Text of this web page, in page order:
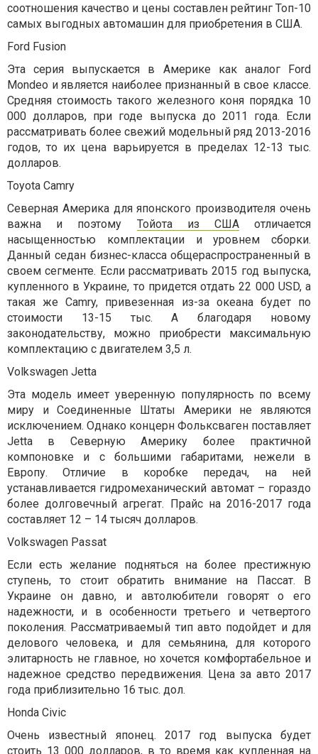
соотношения качество и цены составлен рейтинг Топ-10
самых выгодных автомашин для приобретения в США.
Ford Fusion
Эта серия выпускается в Америке как аналог Ford
Mondeo и является наиболее признанный в свое классе.
Средняя стоимость такого железного коня порядка 10
000 долларов, при годе выпуска до 2011 года. Если
рассматривать более свежий модельный ряд 2013-2016
годов, то их цена варьируется в пределах 12-13 тыс.
долларов.
Toyota Camry
Северная Америка для японского производителя очень
важна и поэтому Тойота из СШАотличается
насыщенностью комплектации и уровнем сборки.
Данный седан бизнес-класса общераспространенный в
своем сегменте. Если рассматривать 2015 год выпуска,
купленного в Украине, то придется отдать 22 000 USD, а
такая же Camry, привезенная из-за океана будет по
стоимости 13-15 тыс. А благодаря новому
законодательству, можно приобрести максимальную
комплектацию с двигателем 3,5 л.
Volkswagen Jetta
Эта модель имеет уверенную популярность по всему
миру и Соединенные Штаты Америки не являются
исключением. Однако концерн Фольксваген поставляет
Jetta в Северную Америку более практичной
компоновке и с большими габаритами, нежели в
Европу. Отличие в коробке передач, на ней
устанавливается гидромеханический автомат – гораздо
более долговечный агрегат. Прайс на 2016-2017 года
составляет 12 – 14 тысяч долларов.
Volkswagen Passat
Если есть желание подняться на более престижную
ступень, то стоит обратить внимание на Пассат. В
Украине он давно, и автолюбители говорят о его
надежности, и в особенности третьего и четвертого
поколения. Рассматриваемый тип авто подойдет и для
делового человека, и для семьянина, для которого
элитарность не главное, но хочется комфортабельное и
надежное средство передвижения. Цена за авто 2017
года приблизительно 16 тыс. дол.
Honda Civic
Очень известный японец. 2017 год выпуска будет
стоить 13 000 долларов, в то время как купленная на